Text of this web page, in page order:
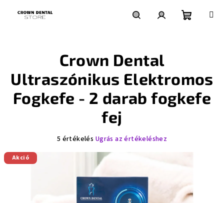
Crown Dental
Ultraszónikus Elektromos
Fogkefe - 2 darab fogkefe
fej
A
5 értékelés Ugrás az értékeléshez
Akció